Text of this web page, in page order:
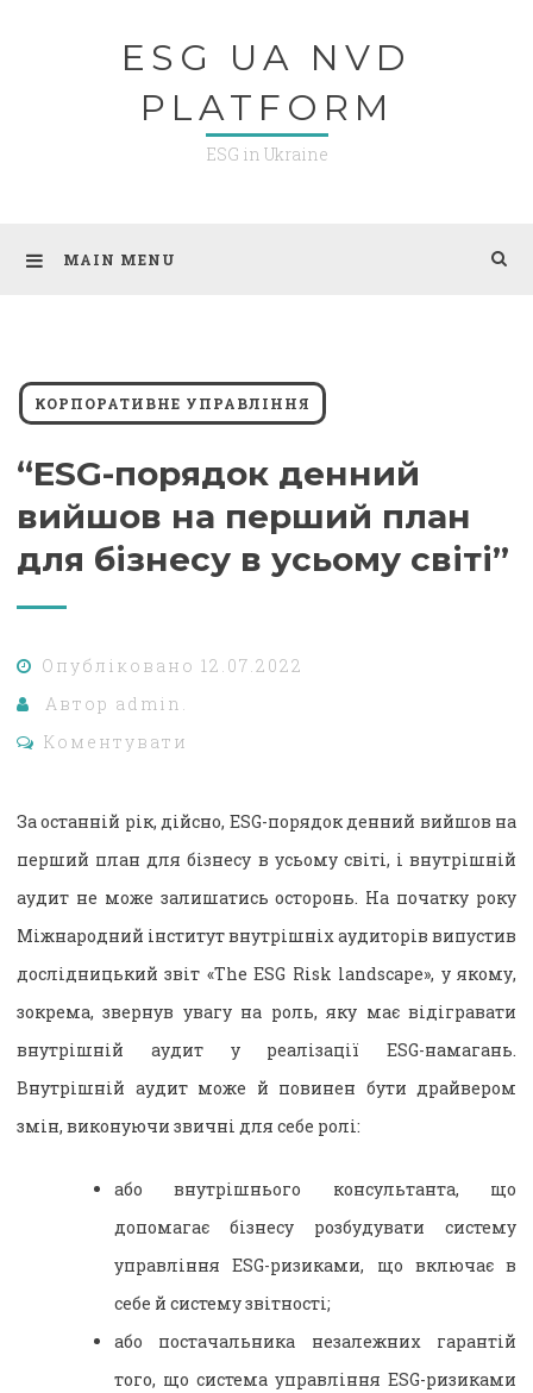
ESG UA NVD
PLATFORM
ESG in Ukraine
MAIN MENU
КОРПОРАТИВНЕ УПРАВЛІННЯ
“ESG-порядок денний
вийшов на перший план
для бізнесу в усьому світі”
Опубліковано 12.07.2022
Автор admin.
Коментувати
За останній рік, дійсно, ESG-порядок денний вийшов на
перший план для бізнесу в усьому світі, і внутрішній
аудит не може залишатись осторонь. На початку року
Міжнародний інститут внутрішніх аудиторів випустив
дослідницький звіт «The ESG Risk landscape», у якому,
зокрема, звернув увагу на роль, яку має відігравати
внутрішній аудит у реалізації ESG-намагань.
Внутрішній аудит може й повинен бути драйвером
змін, виконуючи звичні для себе ролі:
або внутрішнього консультанта, що
допомагає бізнесу розбудувати систему
управління ESG-ризиками, що включає в
себе й систему звітності;
або постачальника незалежних гарантій
того, що система управління ESG-ризиками